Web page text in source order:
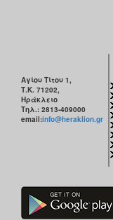
Αγίου Τίτου 1,
Τ.Κ. 71202,
Ηράκλειο
Τηλ.: 2813-409000
email:info@heraklion.gr